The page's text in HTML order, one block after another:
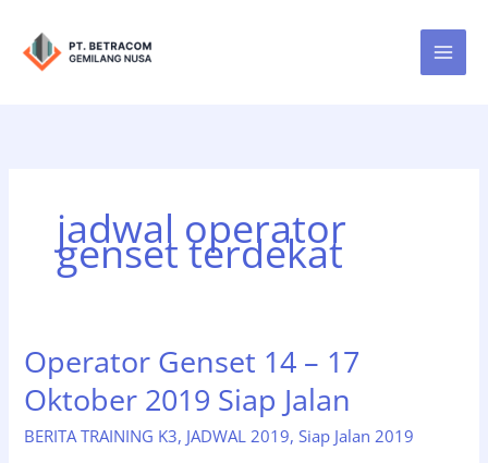
konten
jadwal operator
genset terdekat
Operator Genset 14 – 17
Oktober 2019 Siap Jalan
BERITA TRAINING K3, JADWAL 2019,Siap Jalan 2019